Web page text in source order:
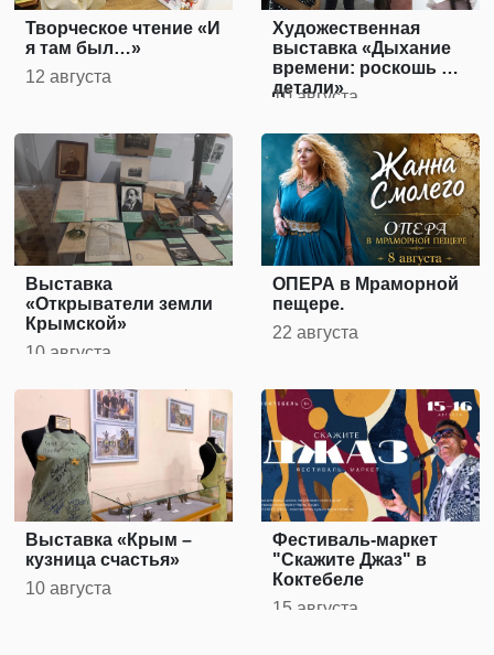
Творческое чтение «И
я там был…»
12 августа
Художественная
выставка «Дыхание
времени: роскошь и
детали»
10 августа
Выставка
«Открыватели земли
Крымской»
10 августа
ОПЕРА в Мраморной
пещере.
22 августа
Выставка «Крым –
кузница счастья»
10 августа
Фестиваль-маркет
"Скажите Джаз" в
Коктебеле
15 августа